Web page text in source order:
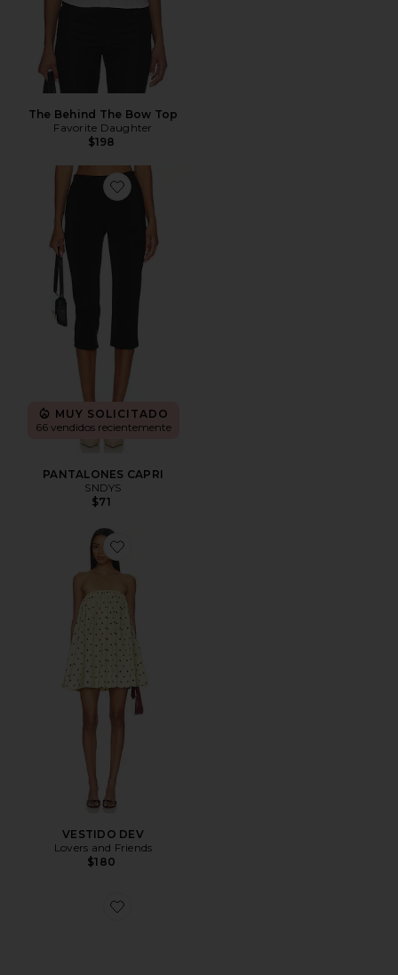
The Behind The Bow Top
Favorite Daughter
$198
Favorite PANTALONES CAPRI
MUY SOLICITADO
66 vendidos recientemente
PANTALONES CAPRI
SNDYS
$71
Favorite VESTIDO DEV
VESTIDO DEV
Lovers and Friends
$180
Favorite SANDALIA LIANI